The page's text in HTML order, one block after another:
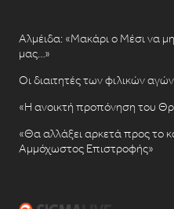
Αλμέιδα: «Μακάρι ο Μέσι να
μας…»
Οι διαιτητές των φιλικών
«Η ανοικτή προπόνηση του
«Θα αλλάξει αρκετά προς το
Αμμόχωστος Επιστροφής»